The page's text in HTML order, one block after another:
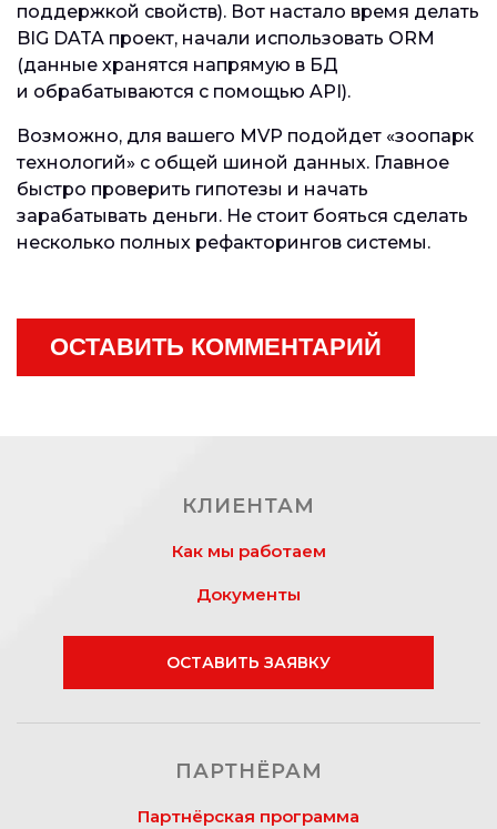
поддержкой свойств). Вот настало время делать
BIG DATA проект, начали использовать ORM
(данные хранятся напрямую в БД
и обрабатываются с помощью API).
Возможно, для вашего MVP подойдет «зоопарк
технологий» с общей шиной данных. Главное
быстро проверить гипотезы и начать
зарабатывать деньги. Не стоит бояться сделать
несколько полных рефакторингов системы.
ОСТАВИТЬ КОММЕНТАРИЙ
КЛИЕНТАМ
Как мы работаем
Документы
ОСТАВИТЬ ЗАЯВКУ
ПАРТНЁРАМ
Партнёрская программа